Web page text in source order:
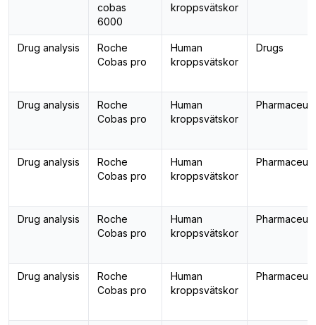
cobas
6000
kroppsvätskor
Drug analysis
Roche
Cobas pro
Human
kroppsvätskor
Drugs
Drug analysis
Roche
Cobas pro
Human
kroppsvätskor
Drug analysis
Roche
Cobas pro
Human
kroppsvätskor
Drug analysis
Roche
Cobas pro
Human
kroppsvätskor
Drug analysis
Roche
Cobas pro
Human
kroppsvätskor